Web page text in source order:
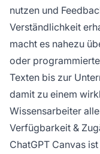
nutzen und
Verständlichkeit
macht es nahezu
oder
Texten bis zur
damit zu einem
Wissensarbeiter
Verfügbarkeit &
ChatGPT Canvas